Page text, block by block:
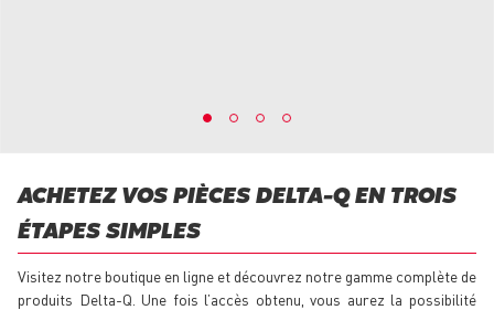
ACHETEZ VOS PIÈCES DELTA-Q EN TROIS
ÉTAPES SIMPLES
Visitez notre boutique en ligne et découvrez notre gamme complète de
produits Delta-Q. Une fois l’accès obtenu, vous aurez la possibilité